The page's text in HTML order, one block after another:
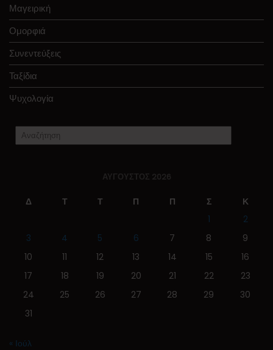
Μαγειρική
Ομορφιά
Συνεντεύξεις
Ταξίδια
Ψυχολογία
ΑΎΓΟΥΣΤΟΣ 2026
Δ Τ Τ Π Π Σ
Κ
1
2
3
4 5 6 7 8
9
10
11 12 13 14 15
16
17
18 19 20 21 22
23
24
25 26 27 28 29
30
31
« Ιούλ